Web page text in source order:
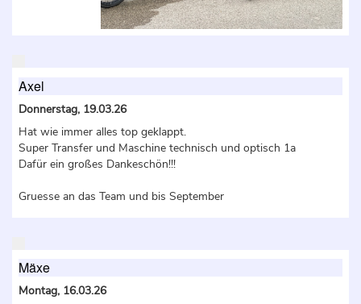
Axel
Donnerstag, 19.03.26
Hat wie immer alles top geklappt.
Super Transfer und Maschine technisch und optisch 1a
Dafür ein großes Dankeschön!!!
Gruesse an das Team und bis September
Mäxe
Montag, 16.03.26